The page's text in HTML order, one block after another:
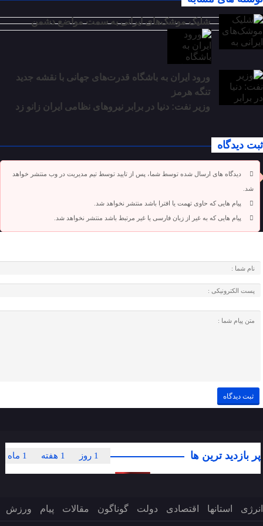
شلیک موشک‌های ایرانی به سمت مواضع دشمن
ورود ایران به باشگاه قدرت‌های جهانی با نقشه جدید
تنگه هرمز
وزیر نفت: دنیا در برابر نیروهای نظامی ایران زانو زد
ثبت دیدگاه
دیدگاه های ارسال شده توسط شما، پس از تایید توسط تیم مدیریت در وب منتشر خواهد
شد.
پیام هایی که حاوی تهمت یا افترا باشد منتشر نخواهد شد.
پیام هایی که به غیر از زبان فارسی یا غیر مرتبط باشد منتشر نخواهد شد.
پر بازدید ترین ها 1 ماه 1 هفته 1 روز
انرژی استانها اقتصادی دولت گوناگون مقالات پیام ورزش